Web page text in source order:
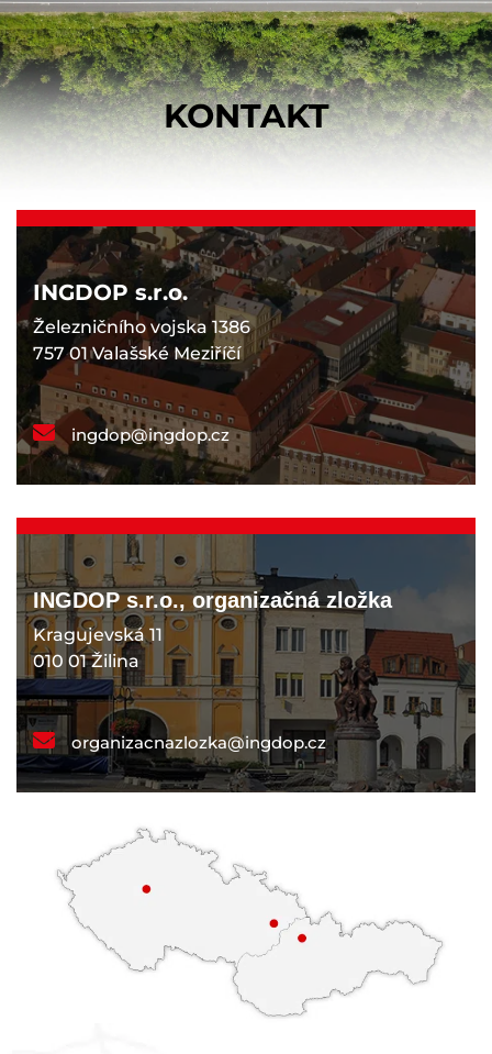
KONTAKT
INGDOP s.r.o.
Železničního vojska 1386
757 01 Valašské Meziříčí
ingdop@ingdop.cz
INGDOP s.r.o., organizačná zložka
Kragujevská 11
010 01 Žilina
organizacnazlozka@ingdop.cz